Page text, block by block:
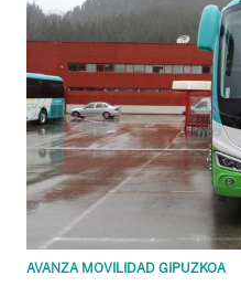
AVANZA MOVILIDAD GIPUZKOA